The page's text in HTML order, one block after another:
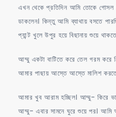
এখন থেকে প্রতিদিন আমি তোকে গোসল
ডাকলেন। কিন্তু আমি ব্যাথায় বসতে
প্যান্ট খুলে উপুর হয়ে বিছানায় শুয়ে
আম্মু একটা বাটিতে করে তেল গরম করে
আমার পাছায় আস্তে আস্তে মালিশ
আমার খুব আরাম হচ্ছিল। আম্মু- কিরে
আম্মু- এবার সামনে ঘুরে শুয়ে পর। আমি